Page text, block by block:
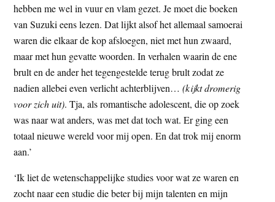
hebben me wel in vuur en vlam gezet. Je moet die boeken
van Suzuki eens lezen. Dat lijkt alsof het allemaal samoerai
waren die elkaar de kop afsloegen, niet met hun zwaard,
maar met hun gevatte woorden. In verhalen waarin de ene
brult en de ander het tegengestelde terug brult zodat ze
nadien allebei even verlicht achterblijven…(kijkt dromerig
voor zich uit). Tja, als romantische adolescent, die op zoek
was naar wat anders, was met dat toch wat. Er ging een
totaal nieuwe wereld voor mij open. En dat trok mij enorm
aan.’
‘Ik liet de wetenschappelijke studies voor wat ze waren en
zocht naar een studie die beter bij mijn talenten en mijn